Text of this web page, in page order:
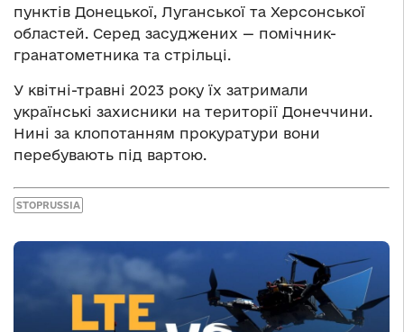
пунктів Донецької, Луганської та Херсонської
областей. Серед засуджених — помічник-
гранатометника та стрільці.
У квітні-травні 2023 року їх затримали
українські захисники на території Донеччини.
Нині за клопотанням прокуратури вони
перебувають під вартою.
STOPRUSSIA